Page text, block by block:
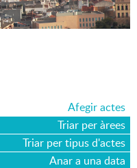
Afegir actes
Triar per àrees
Triar per tipus d'actes
Anar a una data